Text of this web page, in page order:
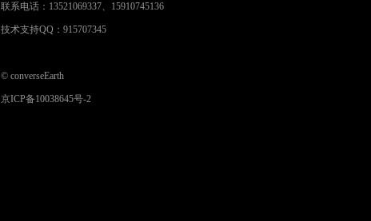
联系电话：13521069337、15910745136
技术支持QQ：915707345
© converseEarth
京ICP备10038645号-2